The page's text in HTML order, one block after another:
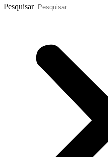
Pesquisar